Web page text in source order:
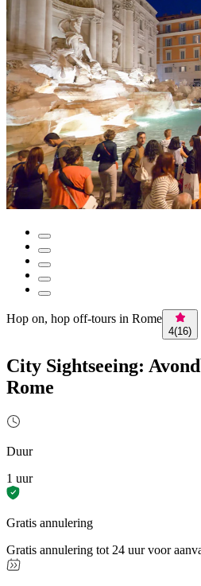
Hop on, hop off-tours in Rome
4(16)
City Sightseeing:
Rome
Duur
1 uur
Gratis annulering
Gratis annulering tot 24 uur voor